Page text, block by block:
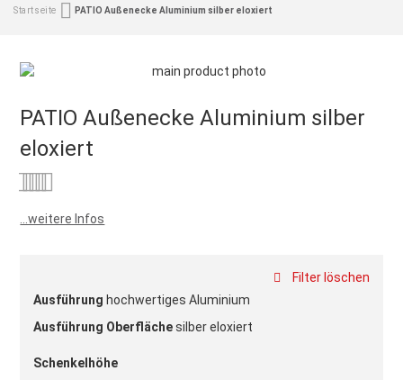
Startseite PATIO Außenecke Aluminium silber eloxiert
PATIO Außenecke Aluminium silber
eloxiert
...weitere Infos
Filter löschen
Schenkelhöhe
Ausführung hochwertiges Aluminium
Ausführung Oberflächesilber eloxiert